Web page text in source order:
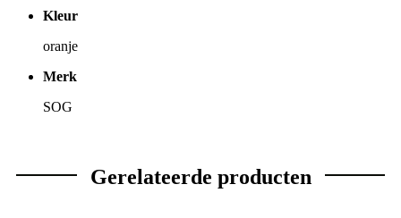
Kleur
oranje
Merk
SOG
Gerelateerde producten